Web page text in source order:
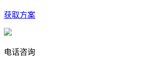
获取方案
电话咨询